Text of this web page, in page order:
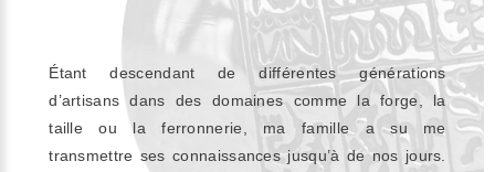
Étant descendant de différentes générations
d’artisans dans des domaines comme la forge, la
taille ou la ferronnerie, ma famille a su me
transmettre ses connaissances jusqu’à de nos jours.